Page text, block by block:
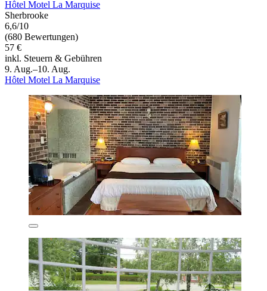
Hôtel Motel La Marquise
Sherbrooke
6,6/10
(680 Bewertungen)
57 €
inkl. Steuern & Gebühren
9. Aug.–10. Aug.
Hôtel Motel La Marquise